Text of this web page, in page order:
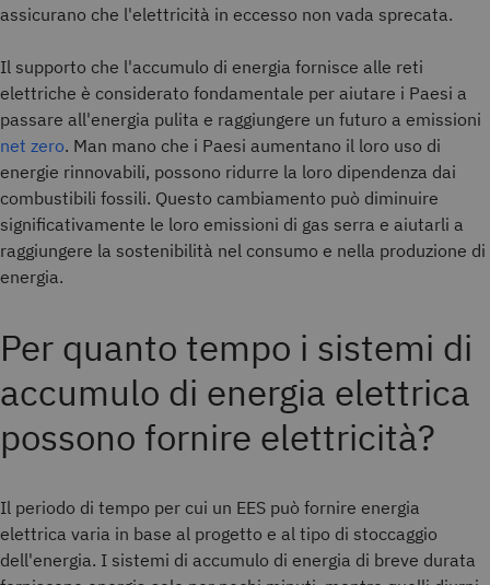
assicurano che l'elettricità in eccesso non vada sprecata.
Il supporto che l'accumulo di energia fornisce alle reti
elettriche è considerato fondamentale per aiutare i Paesi a
passare all'energia pulita e raggiungere un futuro a emissioni
net zero. Man mano che i Paesi aumentano il loro uso di
energie rinnovabili, possono ridurre la loro dipendenza dai
combustibili fossili. Questo cambiamento può diminuire
significativamente le loro emissioni di gas serra e aiutarli a
raggiungere la sostenibilità nel consumo e nella produzione di
energia.
Per quanto tempo i sistemi di
accumulo di energia elettrica
possono fornire elettricità?
Il periodo di tempo per cui un EES può fornire energia
elettrica varia in base al progetto e al tipo di stoccaggio
dell'energia. I sistemi di accumulo di energia di breve durata